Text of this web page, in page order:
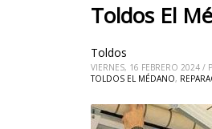
Toldos El
Toldos
VIERNES, 16 FEBRERO 2024 /
TOLDOS EL MÉDANO,